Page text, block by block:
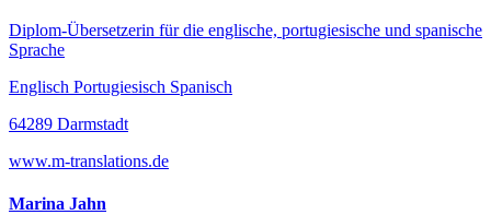
Diplom-Übersetzerin für die englische, portugiesische und spanische
Sprache
Englisch Portugiesisch Spanisch
64289 Darmstadt
www.m-translations.de
Marina Jahn